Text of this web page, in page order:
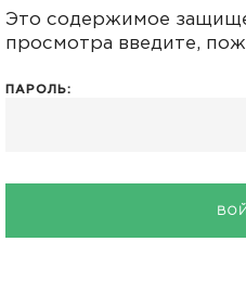
Это содержимое
просмотра введите,
ПАРОЛЬ: